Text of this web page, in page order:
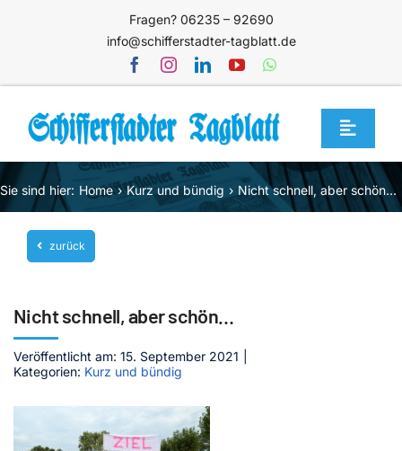
Fragen? 06235 – 92690
info@schifferstadter-tagblatt.de
Toggle
Home
Themen
Blog
Service
Mediathek
Sie sind hier: Home Kurz und bündig Nicht schnell, aber schön…
zurück
Nicht schnell, aber schön…
Veröffentlicht am: 15. September 2021
Kategorien: Kurz und bündig